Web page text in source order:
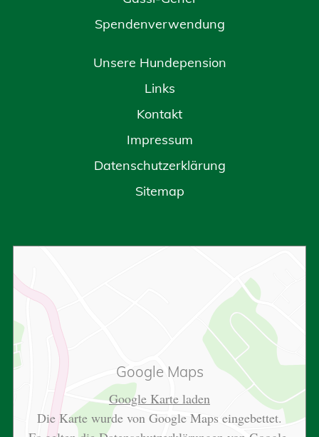
Spendenverwendung
Unsere Hundepension
Links
Kontakt
Impressum
Datenschutzerklärung
Sitemap
Google Maps
Google Karte laden
Die Karte wurde von Google Maps eingebettet.